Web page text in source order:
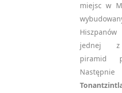
miejsc w
jednej z
piramid